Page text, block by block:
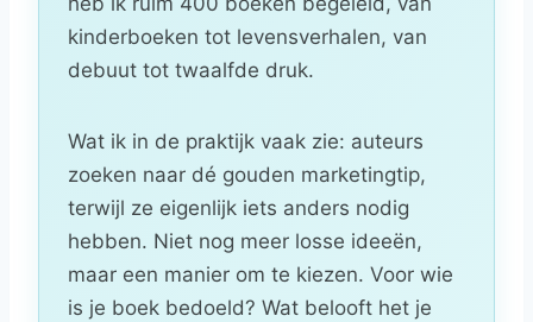
kinderboeken tot levensverhalen, van
debuut tot twaalfde druk.
Wat ik in de praktijk vaak zie: auteurs
zoeken naar dé gouden marketingtip,
terwijl ze eigenlijk iets anders nodig
hebben. Niet nog meer losse ideeën,
maar een manier om te kiezen. Voor wie
is je boek bedoeld? Wat belooft het je